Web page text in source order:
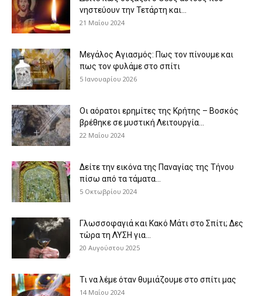
νηστεύουν την Τετάρτη και...
21 Μαΐου 2024
Μεγάλος Αγιασμός: Πως τον πίνουμε και
πως τον φυλάμε στο σπίτι
5 Ιανουαρίου 2026
Οι αόρατοι ερημίτες της Κρήτης – Βοσκός
βρέθηκε σε μυστική Λειτουργία...
22 Μαΐου 2024
Δείτε την εικόνα της Παναγίας της Τήνου
πίσω από τα τάματα...
5 Οκτωβρίου 2024
Γλωσσοφαγιά και Κακό Μάτι στο Σπίτι; Δες
τώρα τη ΛΥΣΗ για...
20 Αυγούστου 2025
Τι να λέμε όταν θυμιάζουμε στο σπίτι μας
14 Μαΐου 2024